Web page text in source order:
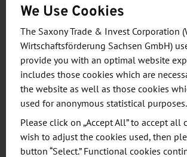
Rahmen der noch verfügbaren
dem 10. September 2020
Über "InnoStartBonus"
Idee ist es, ausgewählte potenzielle
We Use Cookies
The Saxony Trade & Invest Corporation
Wirtschaftsförderung Sachsen GmbH)
provide you with an optimal website
includes those cookies which are
the website as well as those cookies
used for anonymous statistical purposes.
Please click on „Accept All” to accept all
wish to adjust the cookies used, then
button “Select.” Functional cookies